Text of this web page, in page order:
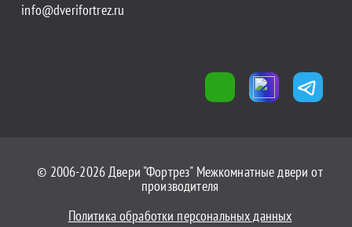
info@dverifortrez.ru
© 2006-2026 Двери "Фортрез" Межкомнатные двери от
производителя
Политика обработки персональных данных